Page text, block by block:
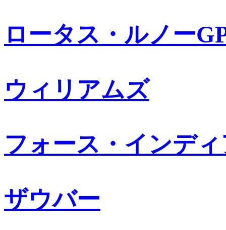
ロータス・ルノー
ウィリアムズ
フォース・インデ
ザウバー